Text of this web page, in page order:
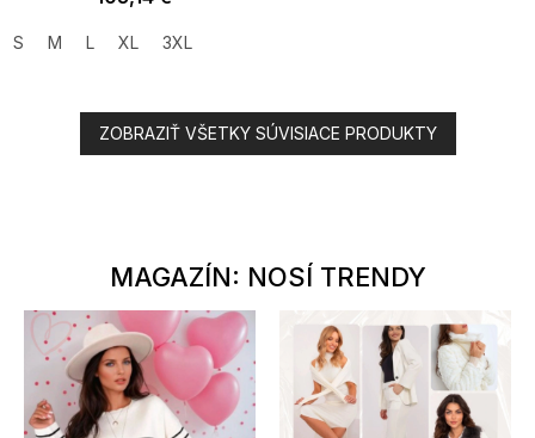
S M L XL 3XL
ZOBRAZIŤ VŠETKY SÚVISIACE PRODUKTY
MAGAZÍN: NOSÍ TRENDY